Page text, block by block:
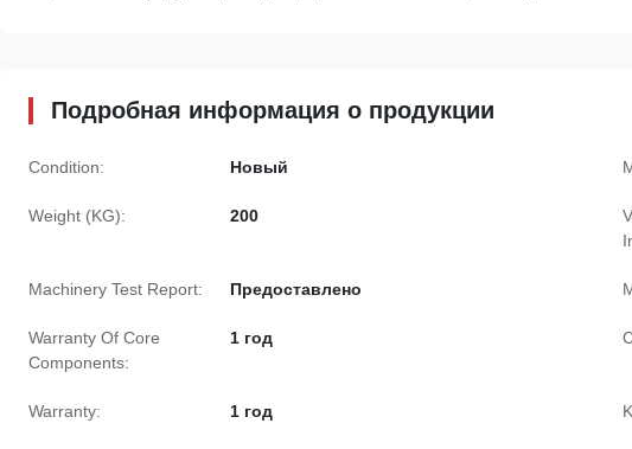
Подробная информация о продукции
Condition: Новый
Weight (KG): 200
Machinery Test Report: Предоставлено
Warranty Of Core
Components:
1 год
Warranty: 1 год